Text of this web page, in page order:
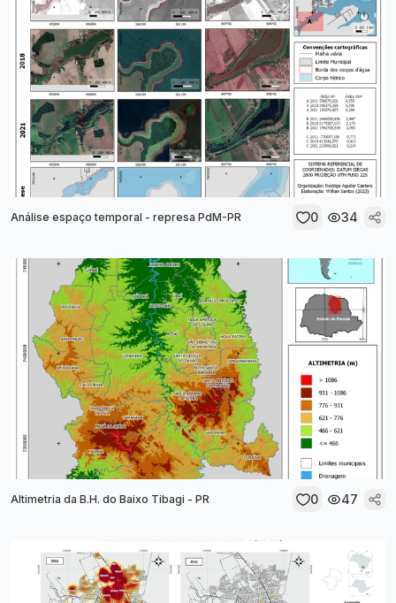
Análise espaço temporal - represa PdM-PR 0 34
Altimetria da B.H. do Baixo Tibagi - PR 0 47